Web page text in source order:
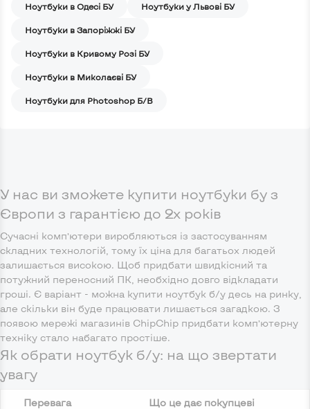
Ноутбуки в Одесі БУ Ноутбуки у Львові БУ
Ноутбуки в Запоріжжі БУ
Ноутбуки в Кривому Розі БУ
Ноутбуки в Миколаєві БУ
Ноутбуки для Photoshop Б/В
У нас ви зможете купити ноутбуки бу з
Європи з гарантією до 2х років
Сучасні комп’ютери виробляються із застосуванням
складних технологій, тому їх ціна для багатьох людей
залишається високою. Щоб придбати швидкісний та
потужний переносний ПК, необхідно довго відкладати
гроші. Є варіант - можна купити ноутбук б/у десь на ринку,
але скільки він буде працювати лишається загадкою. З
появою мережі магазинів ChipChip придбати комп’ютерну
техніку стало набагато простіше.
Як обрати ноутбук б/у: на що звертати
увагу
Перевага Що це дає покупцеві